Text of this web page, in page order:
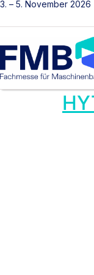
3. – 5. November